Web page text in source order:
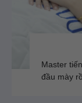
Master
đầu mày